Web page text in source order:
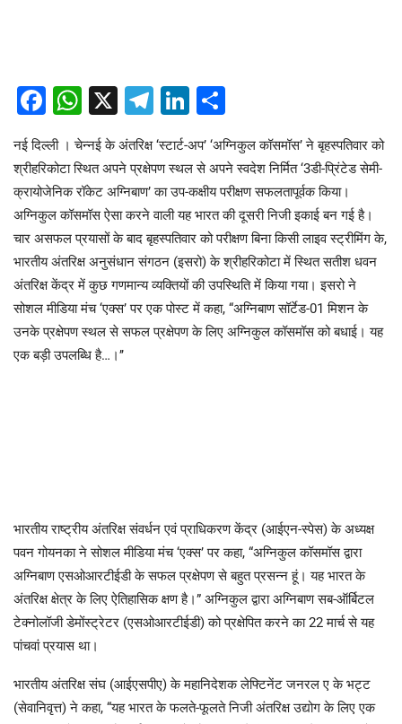
Facebook
WhatsApp
X Telegram
LinkedIn
नई दिल्ली । चेन्नई के अंतरिक्ष ‘स्टार्ट-अप’ ‘अग्निकुल कॉसमॉस’ ने बृहस्पतिवार को
श्रीहरिकोटा स्थित अपने प्रक्षेपण स्थल से अपने स्वदेश निर्मित ‘3डी-प्रिंटेड सेमी-
क्रायोजेनिक रॉकेट अग्निबाण’ का उप-कक्षीय परीक्षण सफलतापूर्वक किया।
अग्निकुल कॉसमॉस ऐसा करने वाली यह भारत की दूसरी निजी इकाई बन गई है।
चार असफल प्रयासों के बाद बृहस्पतिवार को परीक्षण बिना किसी लाइव स्ट्रीमिंग के,
भारतीय अंतरिक्ष अनुसंधान संगठन (इसरो) के श्रीहरिकोटा में स्थित सतीश धवन
अंतरिक्ष केंद्र में कुछ गणमान्य व्यक्तियों की उपस्थिति में किया गया। इसरो ने
सोशल मीडिया मंच ‘एक्स’ पर एक पोस्ट में कहा, “अग्निबाण सॉर्टेड-01 मिशन के
उनके प्रक्षेपण स्थल से सफल प्रक्षेपण के लिए अग्निकुल कॉसमॉस को बधाई। यह
एक बड़ी उपलब्धि है…।’’
भारतीय राष्ट्रीय अंतरिक्ष संवर्धन एवं प्राधिकरण केंद्र (आईएन-स्पेस) के अध्यक्ष
पवन गोयनका ने सोशल मीडिया मंच ‘एक्स’ पर कहा, “अग्निकुल कॉसमॉस द्वारा
अग्निबाण एसओआरटीईडी के सफल प्रक्षेपण से बहुत प्रसन्न हूं। यह भारत के
अंतरिक्ष क्षेत्र के लिए ऐतिहासिक क्षण है।” अग्निकुल द्वारा अग्निबाण सब-ऑर्बिटल
टेक्नोलॉजी डेमोंस्ट्रेटर (एसओआरटीईडी) को प्रक्षेपित करने का 22 मार्च से यह
पांचवां प्रयास था।
भारतीय अंतरिक्ष संघ (आईएसपीए) के महानिदेशक लेफ्टिनेंट जनरल ए के भट्ट
(सेवानिवृत्त) ने कहा, “यह भारत के फलते-फूलते निजी अंतरिक्ष उद्योग के लिए एक